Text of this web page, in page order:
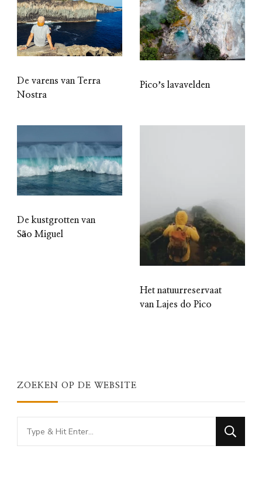
De varens van Terra
Nostra
Picoʼs lavavelden
De kustgrotten van
São Miguel
Het natuurreservaat
van Lajes do Pico
ZOEKEN OP DE WEBSITE
Looking
for